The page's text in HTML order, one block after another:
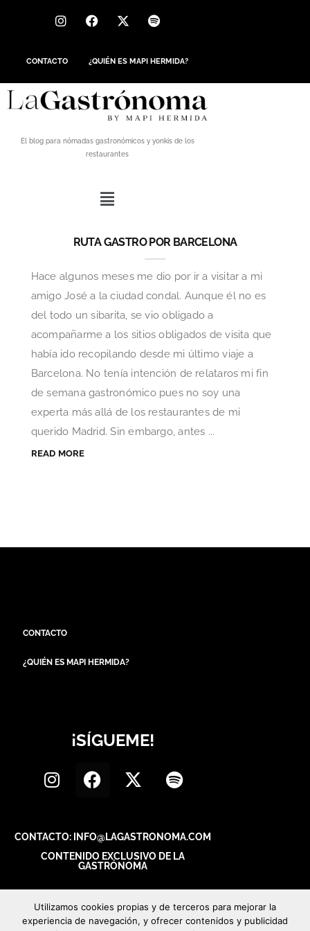
CONTACTO ¿QUIÉN ES MAPI HERMIDA?
El blog para nómadas gastronómicos y yonkis de los
restaurantes
RUTA GASTRO POR BARCELONA
Hace algunos meses me dio por ir a visitar a mi
amigo José a la ciudad condal. Aunque él no es
del todo un sibarita, se vio obligado a
acompañarme a los sitios obligados de visita que
había ido recopilando desde mi último viaje a
Barcelona. No tenía intención de relataros mi fin
de semana gastronómico pues no soy una
experta más allá de los restaurantes de mi
querido Madrid. Sin embargo, antes ...
READ MORE
CONTACTO
¿QUIÉN ES MAPI HERMIDA?
¡SÍGUEME!
CONTACTO: INFO@LAGASTRONOMA.COM
CONTENIDO EXCLUSIVO DE LA
GASTRÓNOMA
Utilizamos cookies propias y de terceros para mejorar la
experiencia de navegación, y ofrecer contenidos y publicidad